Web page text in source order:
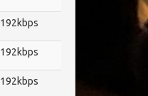
192kbps
192kbps
192kbps